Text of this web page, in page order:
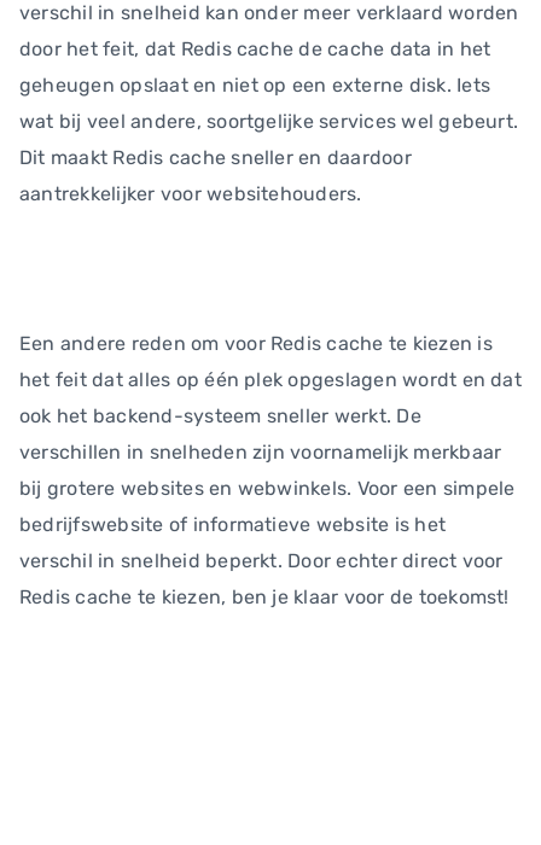
verschil in snelheid kan onder meer verklaard worden
door het feit, dat Redis cache de cache data in het
geheugen opslaat en niet op een externe disk. Iets
wat bij veel andere, soortgelijke services wel gebeurt.
Dit maakt Redis cache sneller en daardoor
aantrekkelijker voor websitehouders.
Een andere reden om voor Redis cache te kiezen is
het feit dat alles op één plek opgeslagen wordt en dat
ook het backend-systeem sneller werkt. De
verschillen in snelheden zijn voornamelijk merkbaar
bij grotere websites en webwinkels. Voor een simpele
bedrijfswebsite of informatieve website is het
verschil in snelheid beperkt. Door echter direct voor
Redis cache te kiezen, ben je klaar voor de toekomst!